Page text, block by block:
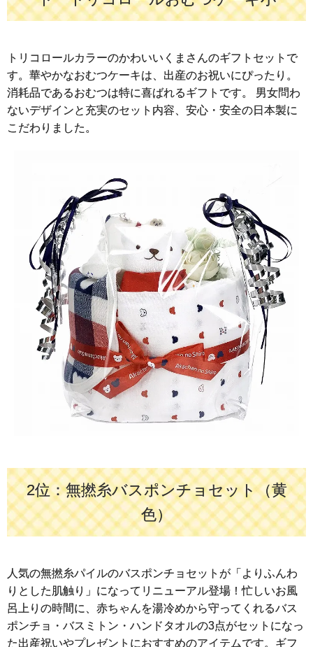
トリコロールカラーのかわいいくまさんのギフトセットで
す。華やかなおむつケーキは、出産のお祝いにぴったり。
消耗品であるおむつは特に喜ばれるギフトです。 男女問わ
ないデザインと充実のセット内容、安心・安全の日本製に
こだわりました。
2位：無撚糸バスポンチョセット（黄
色）
人気の無撚糸パイルのバスポンチョセットが「よりふんわ
りとした肌触り」になってリニューアル登場！忙しいお風
呂上りの時間に、赤ちゃんを湯冷めから守ってくれるバス
ポンチョ・バスミトン・ハンドタオルの3点がセットになっ
た出産祝いやプレゼントにおすすめのアイテムです。ギフ